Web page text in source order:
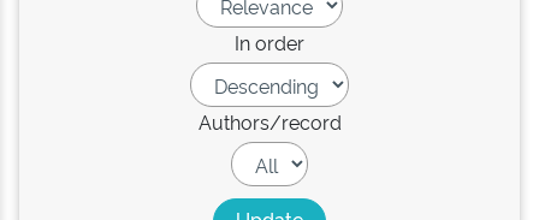
In order
Authors/record